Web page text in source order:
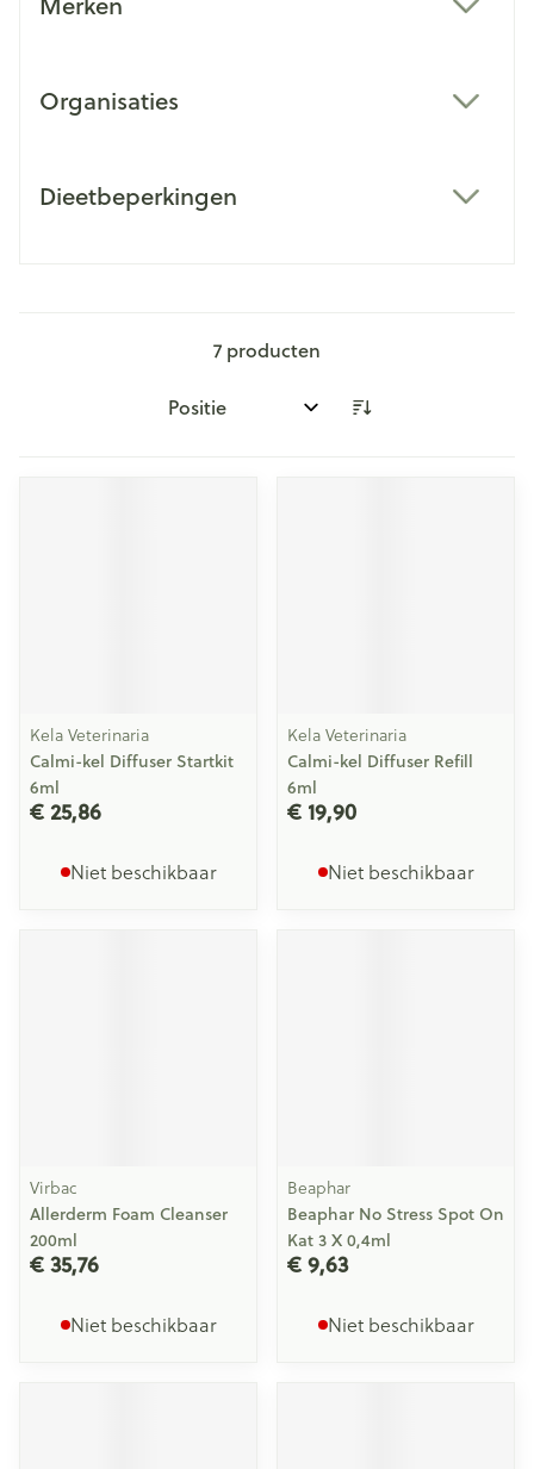
Organisaties
Dieetbeperkingen
7 producten
Sorteer op:
Kela Veterinaria
Calmi-kel Diffuser Startkit
6ml
€ 25,86
Niet beschikbaar
Kela Veterinaria
Calmi-kel Diffuser Refill
6ml
€ 19,90
Niet beschikbaar
Virbac
Allerderm Foam Cleanser
200ml
€ 35,76
Niet beschikbaar
Beaphar
Beaphar No Stress Spot On
Kat 3 X 0,4ml
€ 9,63
Niet beschikbaar